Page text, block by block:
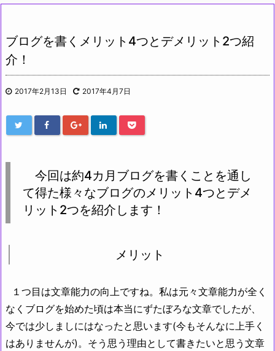
ブログを書くメリット4つとデメリット2つ紹
介！
2017年2月13日 2017年4月7日
今回は約4カ月ブログを書くことを通し
て得た様々なブログのメリット4つとデメ
リット2つを紹介します！
メリット
１つ目は文章能力の向上ですね。私は元々文章能力が全く
なくブログを始めた頃は本当にずたぼろな文章でしたが、
今では少しましにはなったと思います(今もそんなに上手く
はありませんが)。そう思う理由として書きたいと思う文章